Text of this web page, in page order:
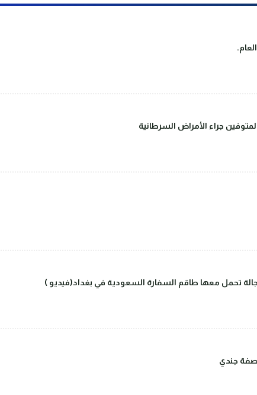
جراء الأمراض السرطانية
تحمل معها طاقم السفارة السعودية في بغداد(فيديو )
بصفة جندي